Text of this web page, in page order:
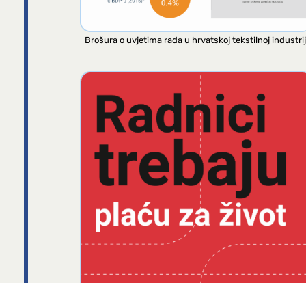
Brošura o uvjetima rada u hrvatskoj tekstilnoj